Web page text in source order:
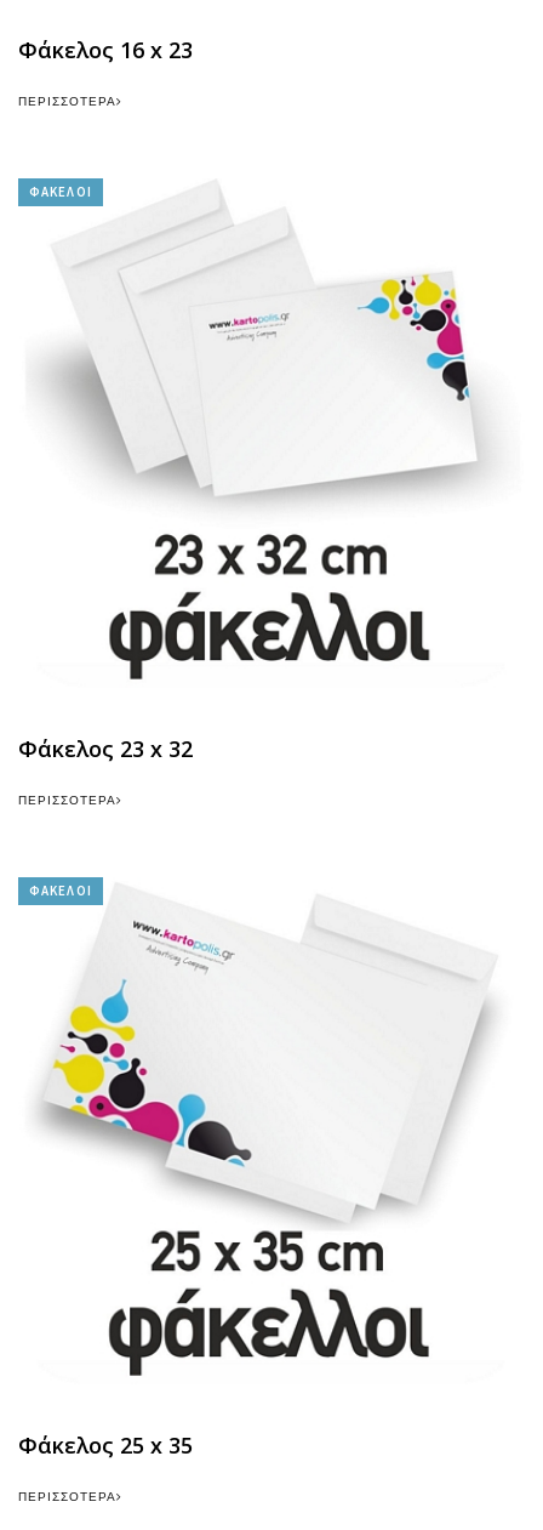
Φάκελος 16 x 23
ΠΕΡΙΣΣΌΤΕΡΑ
ΦΑΚΕΛΟΙ
Φάκελος 23 x 32
ΠΕΡΙΣΣΌΤΕΡΑ
ΦΑΚΕΛΟΙ
Φάκελος 25 x 35
ΠΕΡΙΣΣΌΤΕΡΑ